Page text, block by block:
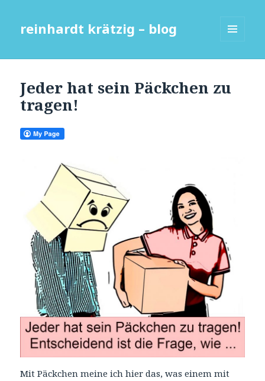
reinhardt krätzig – blog
Jeder hat sein Päckchen zu
tragen!
Mit Päckchen meine ich hier das, was einem mit